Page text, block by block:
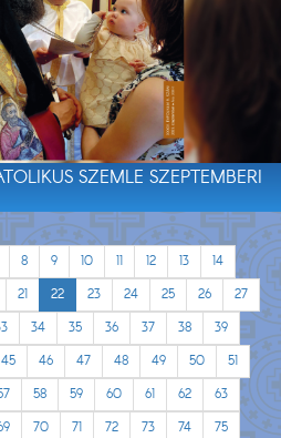
SZEMLE SZEPTEMBERI
8 9 10 11 12 13
14
21 22 23 24 25 26
27
34 35 36 37 38
39
45 46 47 48 49 50
51
58 59 60 61 62
63
70 71 72 73 74
75